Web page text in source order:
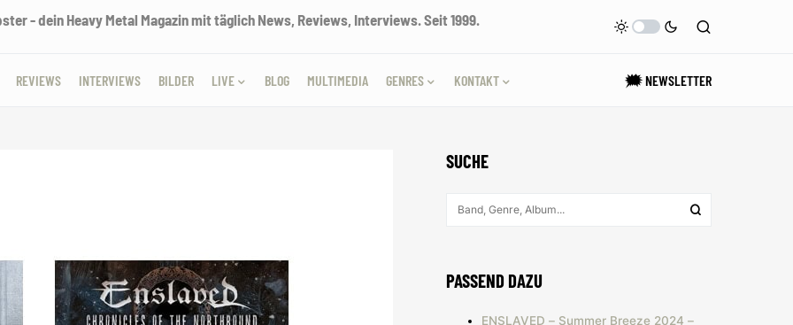
- dein Heavy Metal Magazin mit täglich News, Reviews, Interviews. Seit 1999.
REVIEWS INTERVIEWS BILDER LIVE BLOG MULTIMEDIA GENRES KONTAKT 🗯 NEWSLETTER
SUCHE
PASSEND DAZU
ENSLAVED – Summer Breeze 2024 –